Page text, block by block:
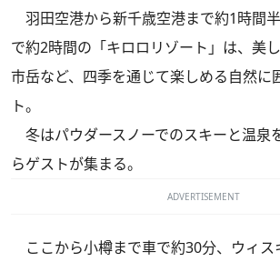
羽田空港から新千歳空港まで約1時間
で約2時間の「キロロリゾート」は、美
市岳など、四季を通じて楽しめる自然に
ト。
冬はパウダースノーでのスキーと温泉
らゲストが集まる。
ADVERTISEMENT
ここから小樽まで車で約30分、ウィス